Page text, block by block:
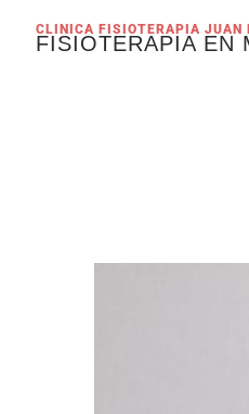
CLINICA FISIOTERAPIA JUAN
FISIOTERAPIA EN